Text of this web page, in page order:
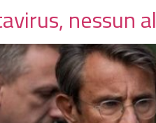
nessun